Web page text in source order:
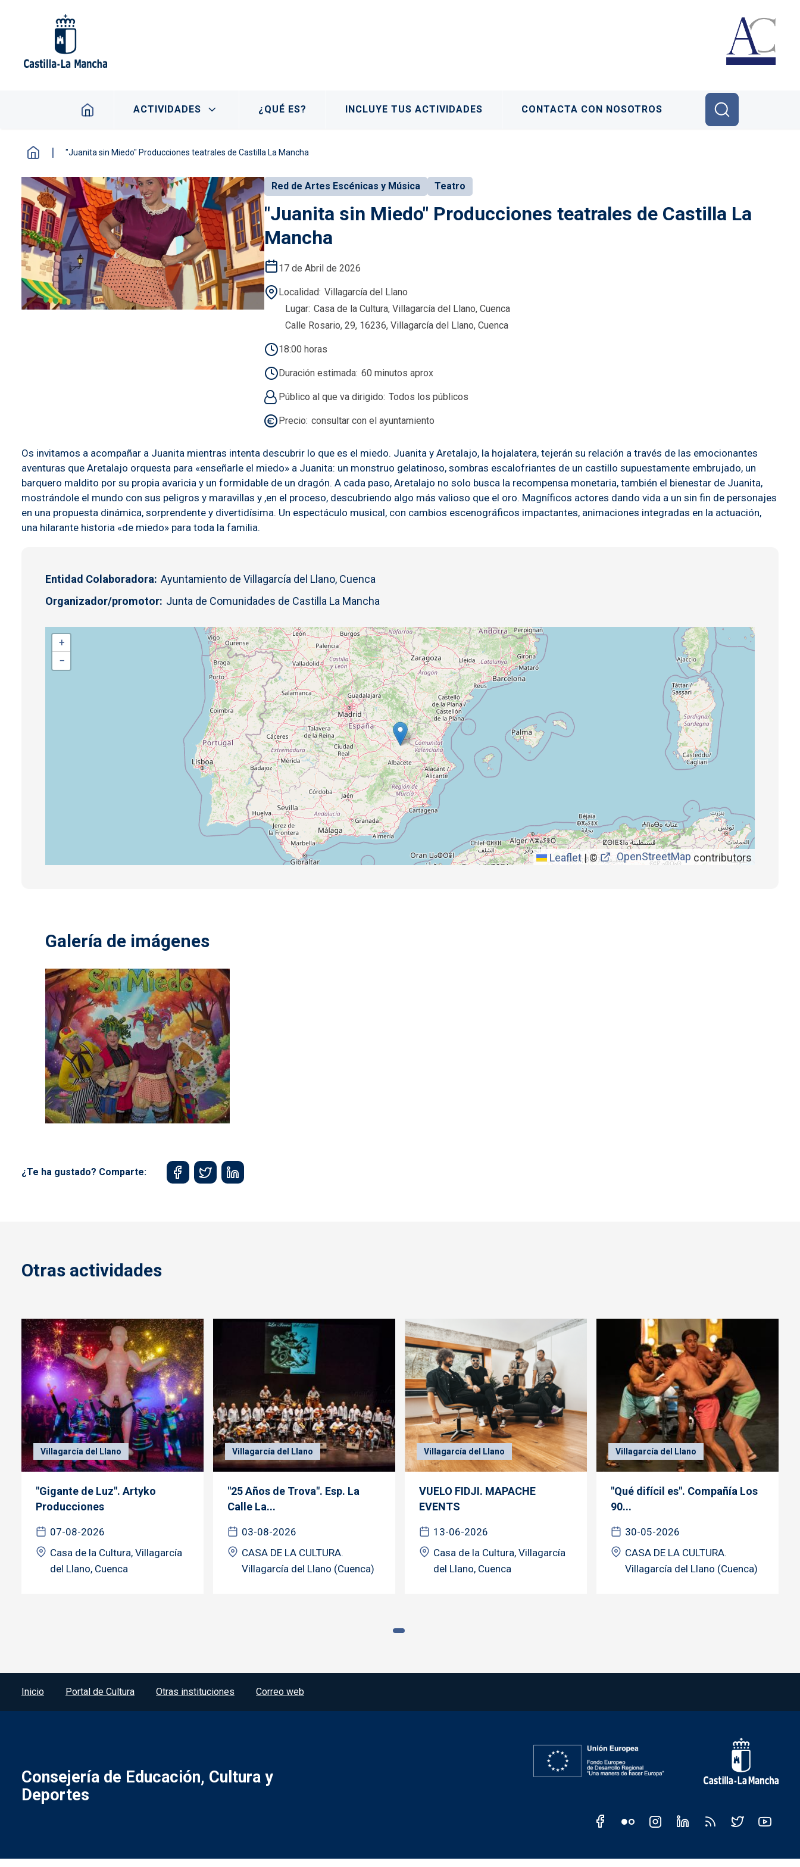
Navegación principal
ACTIVIDADES ¿QUÉ ES? INCLUYE TUS ACTIVIDADES CONTACTA CON NOSOTROS
"Juanita sin Miedo" Producciones teatrales de Castilla La Mancha
Red de Artes Escénicas y Música Teatro
"Juanita sin Miedo" Producciones teatrales de Castilla La
Mancha
17 de Abril de 2026
Localidad Villagarcía del Llano
Lugar Casa de la Cultura, Villagarcía del Llano, Cuenca
Calle Rosario, 29, 16236, Villagarcía del Llano, Cuenca
18:00 horas
Duración estimada 60 minutos aprox
Público al que va dirigido Todos los públicos
Precio consultar con el ayuntamiento
Os invitamos a acompañar a Juanita mientras intenta descubrir lo que es el miedo. Juanita y Aretalajo, la hojalatera, tejerán su relación a través de las emocionantes
aventuras que Aretalajo orquesta para «enseñarle el miedo» a Juanita: un monstruo gelatinoso, sombras escalofriantes de un castillo supuestamente embrujado, un
barquero maldito por su propia avaricia y un formidable de un dragón. A cada paso, Aretalajo no solo busca la recompensa monetaria, también el bienestar de Juanita,
mostrándole el mundo con sus peligros y maravillas y ,en el proceso, descubriendo algo más valioso que el oro. Magníficos actores dando vida a un sin fin de personajes
en una propuesta dinámica, sorprendente y divertidísima. Un espectáculo musical, con cambios escenográficos impactantes, animaciones integradas en la actuación,
una hilarante historia «de miedo» para toda la familia.
Entidad Colaboradora Ayuntamiento de Villagarcía del Llano, Cuenca
Organizador/promotor Junta de Comunidades de Castilla La Mancha
+
−
Leaflet|© OpenStreetMap contributors
Galería de imágenes
¿Te ha gustado? Comparte:
Otras actividades
Villagarcía del Llano
"Gigante de Luz". Artyko
Producciones
07-08-2026
Casa de la Cultura, Villagarcía
del Llano, Cuenca
Villagarcía del Llano
"25 Años de Trova". Esp. La
Calle La...
03-08-2026
CASA DE LA CULTURA.
Villagarcía del Llano (Cuenca)
Villagarcía del Llano
VUELO FIDJI. MAPACHE
EVENTS
13-06-2026
Casa de la Cultura, Villagarcía
del Llano, Cuenca
Villagarcía del Llano
"Qué difícil es". Compañía Los
90...
30-05-2026
CASA DE LA CULTURA.
Villagarcía del Llano (Cuenca)
Menú del pie
Inicio Portal de Cultura Otras instituciones Correo web
Consejería de Educación, Cultura y
Deportes